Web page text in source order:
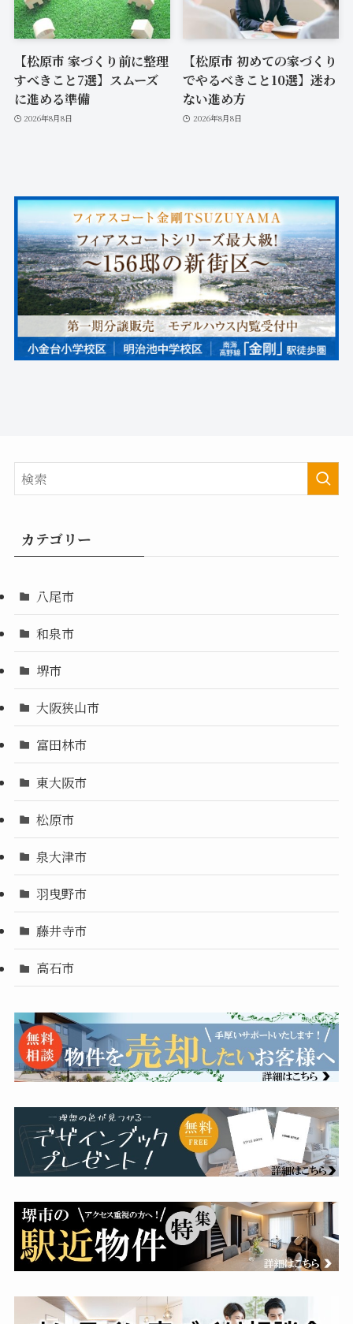
【松原市 家づくり前に整理
すべきこと7選】スムーズ
に進める準備
2026年8月8日
【松原市 初めての家づくり
でやるべきこと10選】迷わ
ない進め方
2026年8月8日
カテゴリー
八尾市
和泉市
堺市
大阪狭山市
富田林市
東大阪市
松原市
泉大津市
羽曳野市
藤井寺市
高石市